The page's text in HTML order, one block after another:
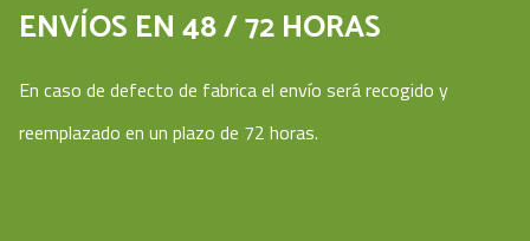
ENVÍOS EN 48 / 72 HORAS
En caso de defecto de fabrica el envío será recogido y
reemplazado en un plazo de 72 horas.